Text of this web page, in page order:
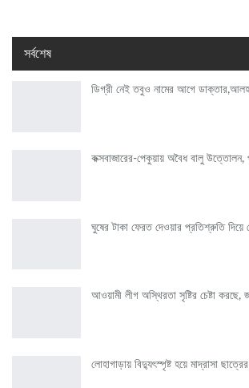
সর্বশেষ
ডিগ্রী নেই তবুও নামের আগে
কক্সবাজারের-পেকুয়ায় অবৈধ বালু উত্তোলন,
ঘুষের টাকা ফেরত দেওয়ার প্রতিশ্রুতি
আওয়ামী লীগ অস্থিরতা সৃষ্টির চেষ্টা
লোহাগাড়ায় বিদ্যুৎস্পৃষ্ট হয়ে মাদ্রাসা